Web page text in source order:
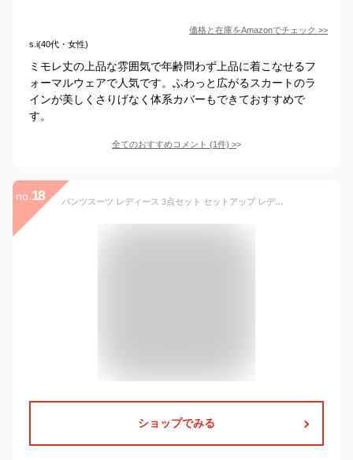
価格と在庫をAmazonでチェック >>
s.i(40代・女性)
ミモレ丈の上品な雰囲気で年齢問わず上品に着こなせるフ
ォーマルウェアで人気です。ふわっと広がるスカートのラ
インが美しくさりげなく体系カバーもできておすすめで
す。
全てのおすすめコメント (1件) >
no. 18 パンツスーツ レディース 3点セット セットアップ レディース スーツ ワイドパンツ シフォン パンツドレス キレイめ シンプル ゆったり 体型カバー 大きいサイズ 着痩せ フォーマル 通勤 入学式 入園式
ショップでみる